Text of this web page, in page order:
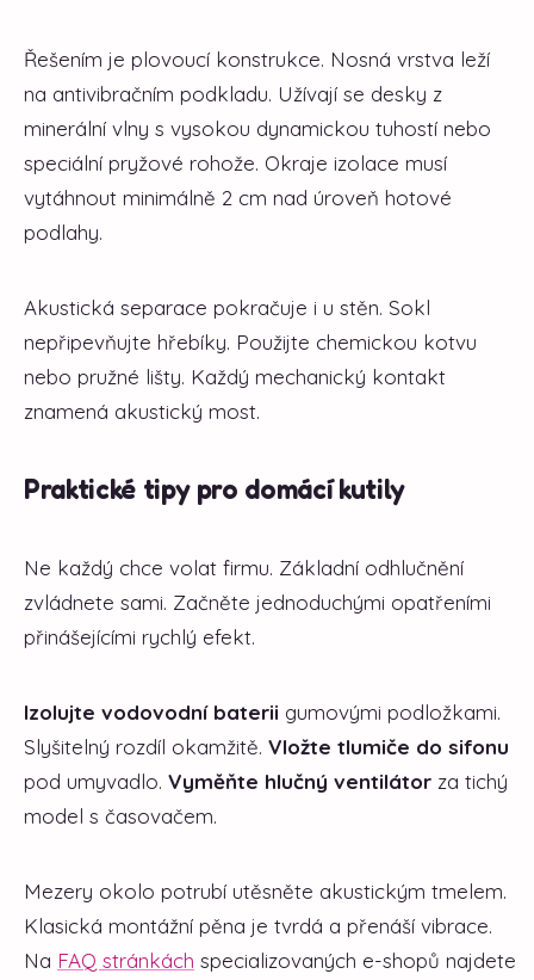
Řešením je plovoucí konstrukce. Nosná vrstva leží
na antivibračním podkladu. Užívají se desky z
minerální vlny s vysokou dynamickou tuhostí nebo
speciální pryžové rohože. Okraje izolace musí
vytáhnout minimálně 2 cm nad úroveň hotové
podlahy.
Akustická separace pokračuje i u stěn. Sokl
nepřipevňujte hřebíky. Použijte chemickou kotvu
nebo pružné lišty. Každý mechanický kontakt
znamená akustický most.
Praktické tipy pro domácí kutily
Ne každý chce volat firmu. Základní odhlučnění
zvládnete sami. Začněte jednoduchými opatřeními
přinášejícími rychlý efekt.
Izolujte vodovodní baterii gumovými podložkami.
Slyšitelný rozdíl okamžitě. Vložte tlumiče do sifonu
pod umyvadlo. Vyměňte hlučný ventilátor za tichý
model s časovačem.
Mezery okolo potrubí utěsněte akustickým tmelem.
Klasická montážní pěna je tvrdá a přenáší vibrace.
Na FAQ stránkách specializovaných e-shopů najdete